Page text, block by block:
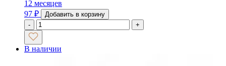
12 месяцев
97 ₽
Добавить в корзину
-
+
В наличии